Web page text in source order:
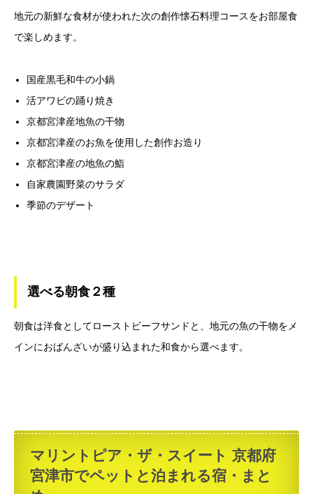
地元の新鮮な食材が使われた次の創作懐石料理コースをお部屋食
で楽しめます。
国産黒毛和牛の小鍋
活アワビの踊り焼き
京都宮津産地魚の干物
京都宮津産のお魚を使用した創作お造り
京都宮津産の地魚の鮨
自家農園野菜のサラダ
季節のデザート
選べる朝食２種
朝食は洋食としてローストビーフサンドと、地元の魚の干物をメ
インにおばんざいが盛り込まれた和食から選べます。
マリントピア・ザ・スイート 京都府
宮津市でペットと泊まれる宿・まと